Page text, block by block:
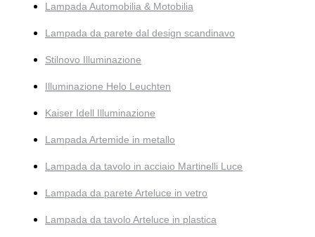
Lampada Automobilia & Motobilia
Lampada da parete dal design scandinavo
Stilnovo Illuminazione
Illuminazione Helo Leuchten
Kaiser Idell Illuminazione
Lampada Artemide in metallo
Lampada da tavolo in acciaio Martinelli Luce
Lampada da parete Arteluce in vetro
Lampada da tavolo Arteluce in plastica